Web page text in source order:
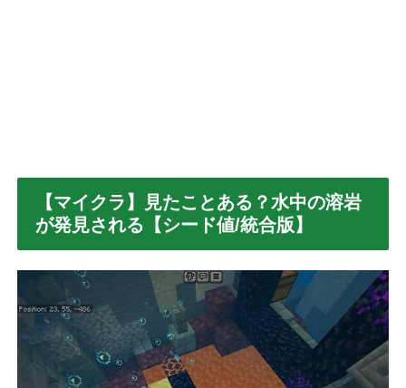
【マイクラ】見たことある？水中の溶岩
が発見される【シード値/統合版】